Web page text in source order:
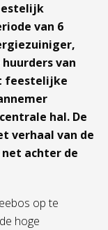
van 6
van
feestelijke
hal. De
verhaal van de
achter de
op te
hoge